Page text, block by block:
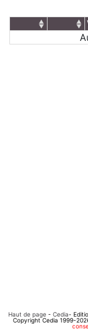
Haut de page - Cedia-
Copyright Cedia 1999-